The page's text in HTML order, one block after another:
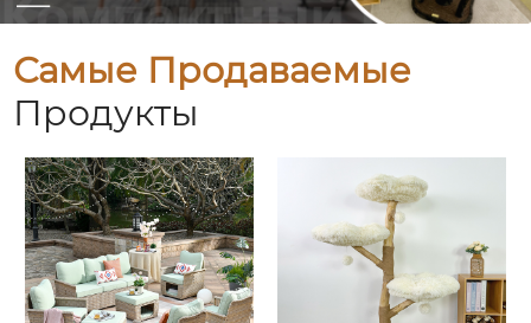
Самые Продаваемые
Продукты